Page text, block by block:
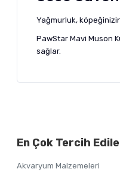
Yağmurluk,
PawStar Mavi Muson
sağlar.
Ürün
En Çok Tercih
Akvaryum Malzemeleri